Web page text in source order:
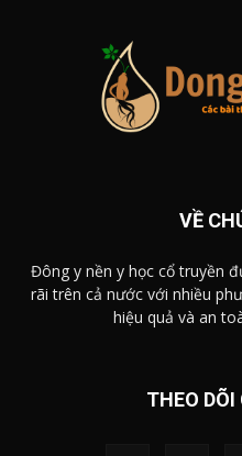
VỀ
Đông y nền y học cổ truyền
rãi trên cả nước với nhiều
hiệu quả và an
THEO